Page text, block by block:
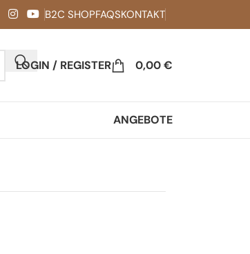
B2C SHOPFAQSKONTAKT
LOGIN / REGISTER 0,00€
ANGEBOTE